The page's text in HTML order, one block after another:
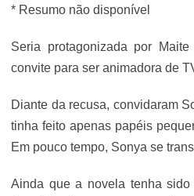
* Resumo não disponível
Seria protagonizada por
convite para ser animadora de
Diante da recusa, convidaram
tinha feito apenas papéis
Em pouco tempo, Sonya se
Ainda que a novela tenha sido